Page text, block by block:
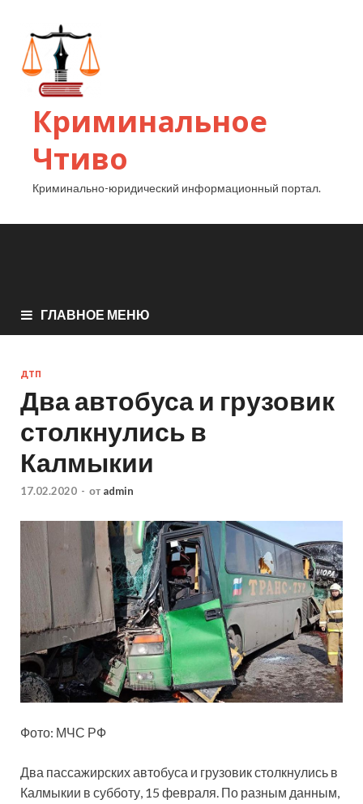
Криминальное
Чтиво
Криминально-юридический информационный портал.
ГЛАВНОЕ МЕНЮ
ДТП
Два автобуса и грузовик
столкнулись в
Калмыкии
17.02.2020 - от admin
Фото: МЧС РФ
Два пассажирских автобуса и грузовик столкнулись в
Калмыкии в субботу, 15 февраля. По разным данным,